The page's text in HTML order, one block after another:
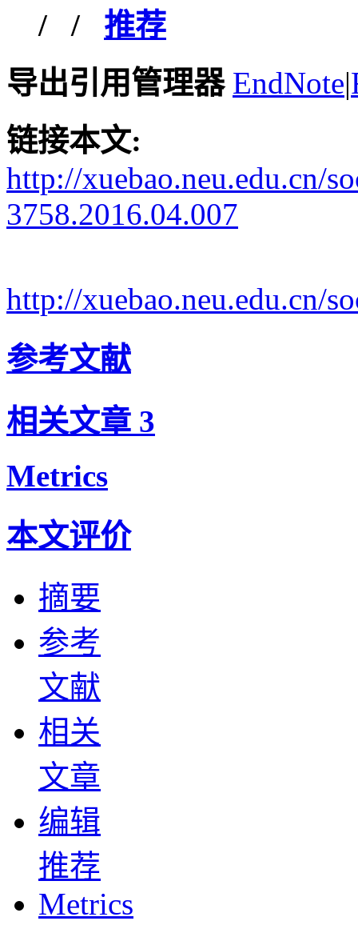
/ / 推荐
导出引用管理器 EndNote|
链接本文:
http://xuebao.neu.edu.cn/
3758.2016.04.007
http://xuebao.neu.edu.cn/
参考文献
相关文章 3
Metrics
本文评价
摘要
参考
文献
相关
文章
编辑
推荐
Metrics